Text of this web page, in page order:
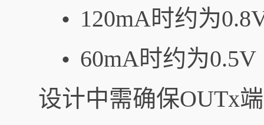
• 120mA时约为
• 60mA时约为0.5V
设计中需确保OUTx